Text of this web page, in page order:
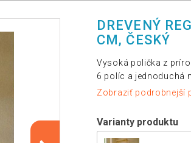
DREVENÝ
CM, ČESKÝ
Vysoká polička z
6 políc a jednoduchá
Zobraziť podrobnejší
Varianty produktu